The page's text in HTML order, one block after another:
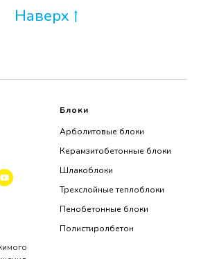
Наверх
Блоки
Арболитовые блоки
Керамзитобетонные блоки
Шлакоблоки
Трехслойные теплоблоки
Пенобетонные блоки
Полистиролбетон